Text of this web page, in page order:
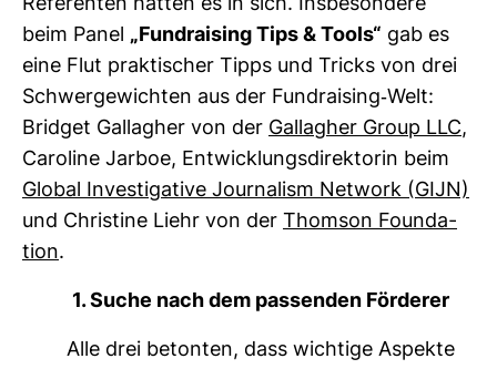
Refe­renten hatten es in sich. Ins­be­son­dere
beim Panel „Fund­rai­sing Tips & Tools“ gab es
eine Flut prak­ti­scher Tipps und Tricks von drei
Schwer­ge­wichten aus der Fund­rai­sing-​Welt:
Bridget Gal­lagher von der Gal­lagher Group LLC,
Caro­line Jarboe, Ent­wick­lungs­di­rek­torin beim
Global Inves­ti­ga­tive Jour­na­lism Net­work (GIJN)
und Chris­tine Liehr von der Thomson Founda­
tion.
1. Suche nach dem pas­senden För­derer
Alle drei betonten, dass wich­tige Aspekte